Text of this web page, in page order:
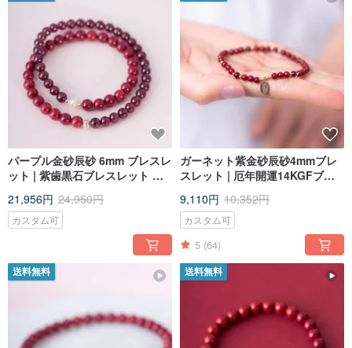
パープル金砂辰砂 6mm ブレスレ
ット | 紫歯黒石ブレスレット 悪
の贈り物 太歳
21,956円 24,950円
カスタム可
ガーネット紫金砂辰砂4mmブレ
スレット | 厄年開運14KGFブレ
9,110円 10,352円
カスタム可
5 (64)
送料無料 送料無料